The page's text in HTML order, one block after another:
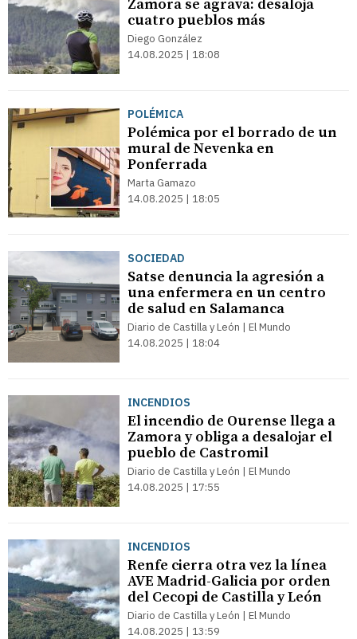
Zamora se agrava: desaloja
cuatro pueblos más
Diego González
14.08.2025 | 18:08
POLÉMICA
Polémica por el borrado de un
mural de Nevenka en
Ponferrada
Marta Gamazo
14.08.2025 | 18:05
SOCIEDAD
Satse denuncia la agresión a
una enfermera en un centro
de salud en Salamanca
Diario de Castilla y León | El Mundo
14.08.2025 | 18:04
INCENDIOS
El incendio de Ourense llega a
Zamora y obliga a desalojar el
pueblo de Castromil
Diario de Castilla y León | El Mundo
14.08.2025 | 17:55
INCENDIOS
Renfe cierra otra vez la línea
AVE Madrid-Galicia por orden
del Cecopi de Castilla y León
Diario de Castilla y León | El Mundo
14.08.2025 | 13:59